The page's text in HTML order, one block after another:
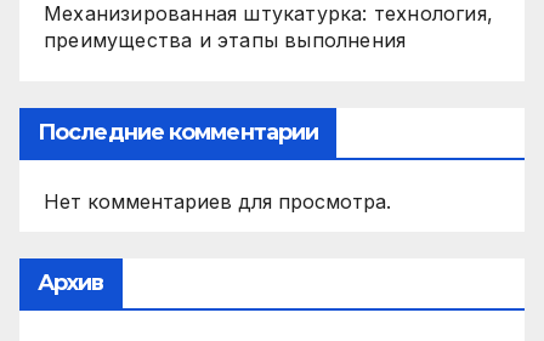
Механизированная штукатурка: технология,
преимущества и этапы выполнения
Последние комментарии
Нет комментариев для просмотра.
Архив